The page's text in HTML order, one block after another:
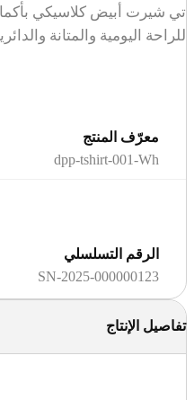
تي شيرت أبيض كلاسيكي
للراحة اليومية والمتانة
معرّف المنتج
dpp-tshirt-001-Wh
الرقم التسلسلي
SN-2025-000000123
تفاصيل الإنتاج